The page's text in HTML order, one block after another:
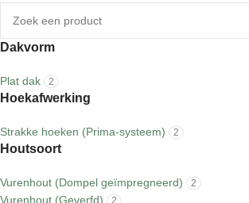
Dakvorm
Plat dak 2
Hoekafwerking
Strakke hoeken (Prima-systeem) 2
Houtsoort
Vurenhout (Dompel geïmpregneerd) 2
Vurenhout (Geverfd)